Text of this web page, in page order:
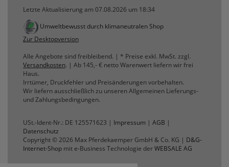
Letzte Aktualisierung am 07.08.2026 um 18:34
Umweltbewusst durch klimaneutralen Shop
Zur Desktopversion
Alle Angebote sind freibleibend. | * Preise exkl. MwSt. zzgl.
Versandkosten. | Ab 145,- € netto Warenwert liefern wir frei
Haus.
Irrtümer, Druckfehler und Preisänderungen vorbehalten.
Wir liefern ausschließlich zu unseren Allgemeinen Lieferungs-
und Zahlungsbedingungen.
USt.-Ident-Nr.: DE 125571623 | Impressum | AGB |
Datenschutz
Copyright © 2026 Max Pferdekaemper GmbH & Co. KG | D&G-
Internet-Shop mit e-Business Technologie derWEBSALE AG